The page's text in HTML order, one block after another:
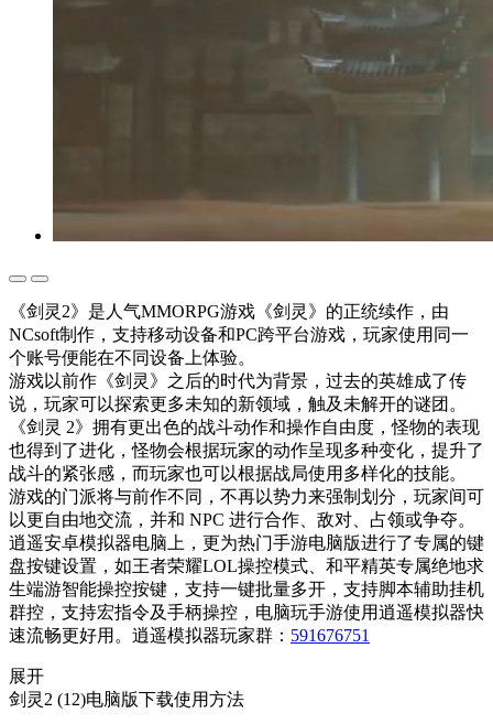
《剑灵2》是人气MMORPG游戏《剑灵》的正统续作，由
NCsoft制作，支持移动设备和PC跨平台游戏，玩家使用同一
个账号便能在不同设备上体验。
游戏以前作《剑灵》之后的时代为背景，过去的英雄成了传
说，玩家可以探索更多未知的新领域，触及未解开的谜团。
《剑灵 2》拥有更出色的战斗动作和操作自由度，怪物的表现
也得到了进化，怪物会根据玩家的动作呈现多种变化，提升了
战斗的紧张感，而玩家也可以根据战局使用多样化的技能。
游戏的门派将与前作不同，不再以势力来强制划分，玩家间可
以更自由地交流，并和 NPC 进行合作、敌对、占领或争夺。
逍遥安卓模拟器电脑上，更为热门手游电脑版进行了专属的键
盘按键设置，如王者荣耀LOL操控模式、和平精英专属绝地求
生端游智能操控按键，支持一键批量多开，支持脚本辅助挂机
群控，支持宏指令及手柄操控，电脑玩手游使用逍遥模拟器快
速流畅更好用。逍遥模拟器玩家群： 591676751
展开
剑灵2 (12)电脑版下载使用方法